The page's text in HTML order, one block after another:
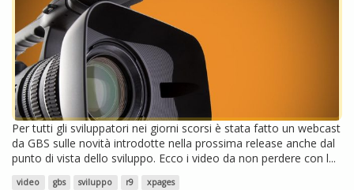
Per tutti gli sviluppatori nei giorni scorsi è stata fatto un webcast
da GBS sulle novità introdotte nella prossima release anche dal
punto di vista dello sviluppo. Ecco i video da non perdere con l...
video gbs sviluppo r9 xpages